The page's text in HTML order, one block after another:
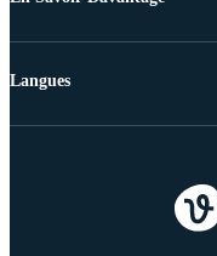
Langues